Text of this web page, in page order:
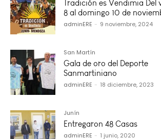
Tradición es Vendimia Del
8 al domingo 10 de
adminERE - 9 noviembre, 2024
San Martín
Gala de oro del Deporte
Sanmartiniano
adminERE - 18 diciembre, 2023
Junín
Entregaron 48 Casas
adminERE - 1 junio, 2020